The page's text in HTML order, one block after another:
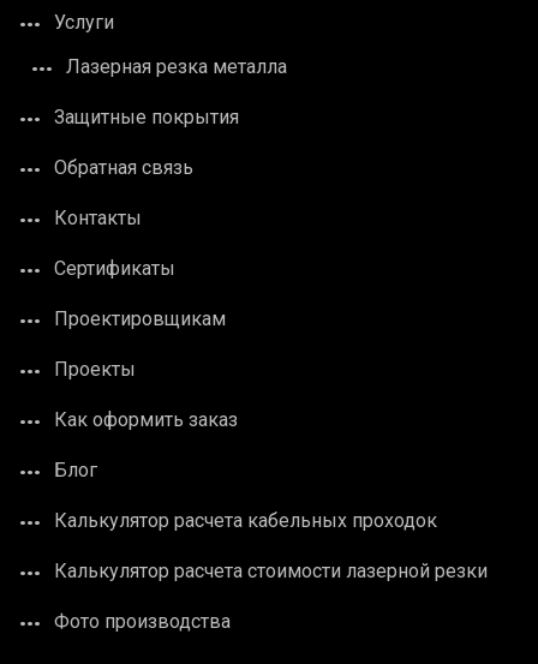
Услуги
Лазерная резка металла
Защитные покрытия
Обратная связь
Контакты
Сертификаты
Проектировщикам
Проекты
Как оформить заказ
Блог
Калькулятор расчета кабельных проходок
Калькулятор расчета стоимости лазерной резки
Фото производства